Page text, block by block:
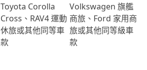
Toyota Corolla
Cross、RAV4 運動
休旅或其他同等車
款
Volkswagen 旗艦
商旅、Ford 家用商
旅或其他同等級車
款